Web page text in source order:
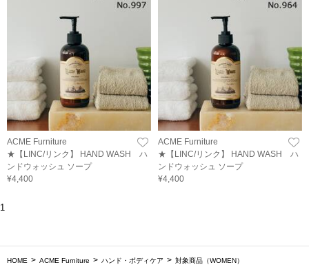
ACME Furniture
★【LINC/リンク】 HAND WASH ハ
ンドウォッシュ ソープ
¥4,400
ACME Furniture
★【LINC/リンク】 HAND WASH ハ
ンドウォッシュ ソープ
¥4,400
1
HOME ACME Furniture ハンド・ボディケア 対象商品（WOMEN）